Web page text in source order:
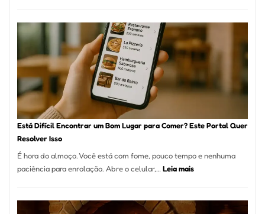
encontrar
reservar
Paulo
Está Difícil Encontrar um Bom Lugar para Comer? Este Portal Quer
Resolver Isso
É hora do almoço. Você está com fome, pouco tempo e nenhuma
paciência para enrolação. Abre o celular,… Leia mais:
Encontrar